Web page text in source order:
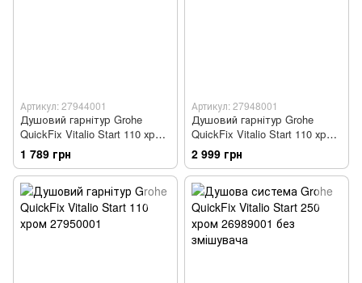
Артикул: 27944001
Душовий гарнітур Grohe
QuickFix Vitalio Start 110 хром
27944001
1 789 грн
Артикул: 27948001
Душовий гарнітур Grohe
QuickFix Vitalio Start 110 хром
27948001
2 999 грн